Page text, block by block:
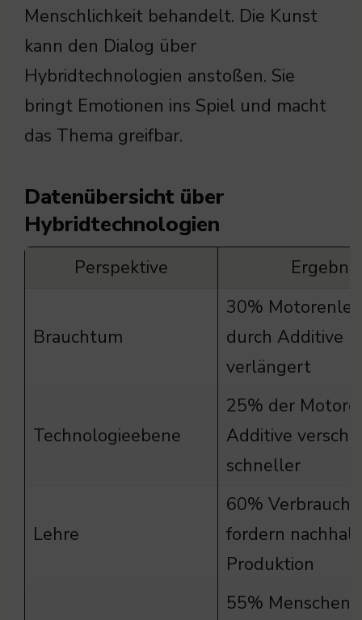
Menschlichkeit behandelt. Die Kunst
kann den Dialog über
Hybridtechnologien anstoßen. Sie
bringt Emotionen ins Spiel und macht
das Thema greifbar.
Datenübersicht über
Hybridtechnologien
Perspektive Ergebnis
Brauchtum
30%
durch Additive
verlängert
Technologieebene
25% der
Additive
schneller
Lehre
60%
fordern
Produktion
55% Menschen